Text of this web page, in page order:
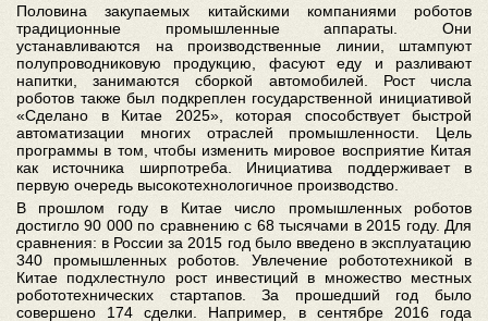
Половина закупаемых китайскими компаниями роботов
традиционные промышленные аппараты. Они
устанавливаются на производственные линии, штампуют
полупроводниковую продукцию, фасуют еду и разливают
напитки, занимаются сборкой автомобилей. Рост числа
роботов также был подкреплен государственной инициативой
«Сделано в Китае 2025», которая способствует быстрой
автоматизации многих отраслей промышленности. Цель
программы в том, чтобы изменить мировое восприятие Китая
как источника ширпотреба. Инициатива поддерживает в
первую очередь высокотехнологичное производство.
В прошлом году в Китае число промышленных роботов
достигло 90 000 по сравнению с 68 тысячами в 2015 году. Для
сравнения: в России за 2015 год было введено в эксплуатацию
340 промышленных роботов. Увлечение робототехникой в
Китае подхлестнуло рост инвестиций в множество местных
робототехнических стартапов. За прошедший год было
совершено 174 сделки. Например, в сентябре 2016 года